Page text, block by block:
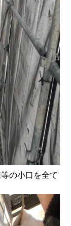
の小口を全て